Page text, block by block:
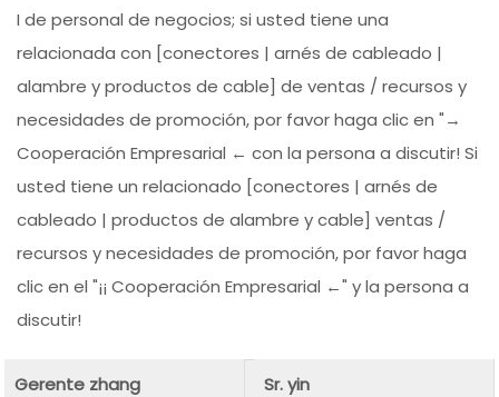
I de personal de negocios; si usted tiene una
relacionada con [conectores | arnés de cableado |
alambre y productos de cable] de ventas / recursos y
necesidades de promoción, por favor haga clic en "→
Cooperación Empresarial ← con la persona a discutir! Si
usted tiene un relacionado [conectores | arnés de
cableado | productos de alambre y cable] ventas /
recursos y necesidades de promoción, por favor haga
clic en el "¡¡ Cooperación Empresarial ←" y la persona a
discutir!
Gerente zhang
Sr. yin